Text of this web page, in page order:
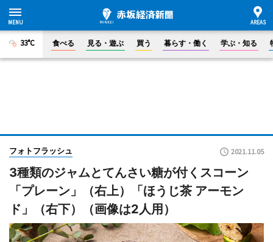
33°C 食べる 見る・遊ぶ 買う 暮らす・働く 学ぶ・知る
フォトフラッシュ 2021.11.05
3種類のジャムとてんさい糖が付くスコーン
「プレーン」（右上）「ほうじ茶 アーモン
ド」（右下）（画像は2人用）